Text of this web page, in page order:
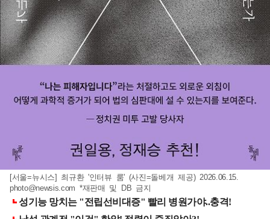
[서울=뉴시스] 최규환 '인터뷰 룸' (사진=돌베개 제공) 2026.06.15.
photo@newsis.com *재판매 및 DB 금지